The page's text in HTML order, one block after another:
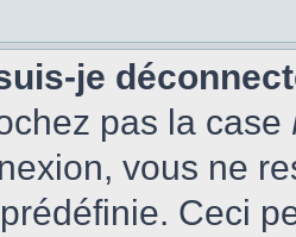
je
pas la case
vous ne
Ceci